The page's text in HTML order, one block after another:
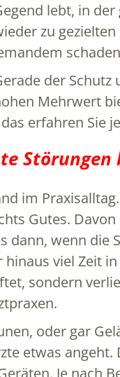
lebt, in
zu
der
Mehrwert
erfahren Sie
Störungen
im
Gutes.
dann, wenn die
viel Zeit
sondern
oder gar
etwas
Je